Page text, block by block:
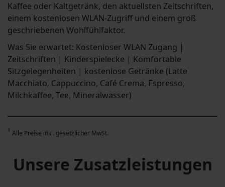
Kaffee oder Kaltgetränk, den aktuellsten Zeitschriften,
einem kostenlosen WLAN-Zugriff und einem groß
geschriebenen Wohlfühlfaktor.
Was Sie erwartet: Kostenloser WLAN Zugang |
Zeitschriften | Kinderspielecke | Komfortable
Sitzgelegenheiten | kostenlose Getränke (Latte
Macchiato, Cappuccino, Café Crema, Espresso,
Milchkaffee, Tee, Mineralwasser)
¹ Alle Preise inkl. gesetzlicher MwSt.
Unsere Zusatzleistungen